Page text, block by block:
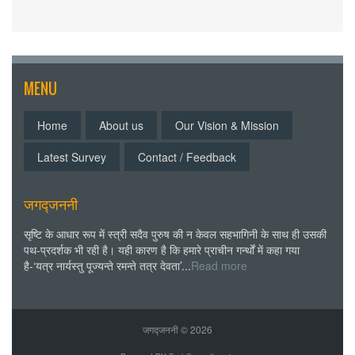
MENU
Home About us
Our Vision & Mission
Latest Survey
Contact / Feedback
जगद्जननी
सृष्टि के आधार रूप में स्त्री सदैव पुरुष की न केवल सहभागिनी के साथ ही उसकी
पथ-प्रदर्शक भी रही है। यही कारण है कि हमारे प्राचीन गर्न्थों में कहा गया
है-‘यत्र नार्यस्तु पूज्यन्ते रमन्ते तत्र देवता’...Read more
जगद्जननी ©2026